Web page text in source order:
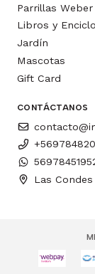
Parrillas Weber
Libros y
Jardín
Mascotas
Gift Card
CONTÁCTANOS
Las